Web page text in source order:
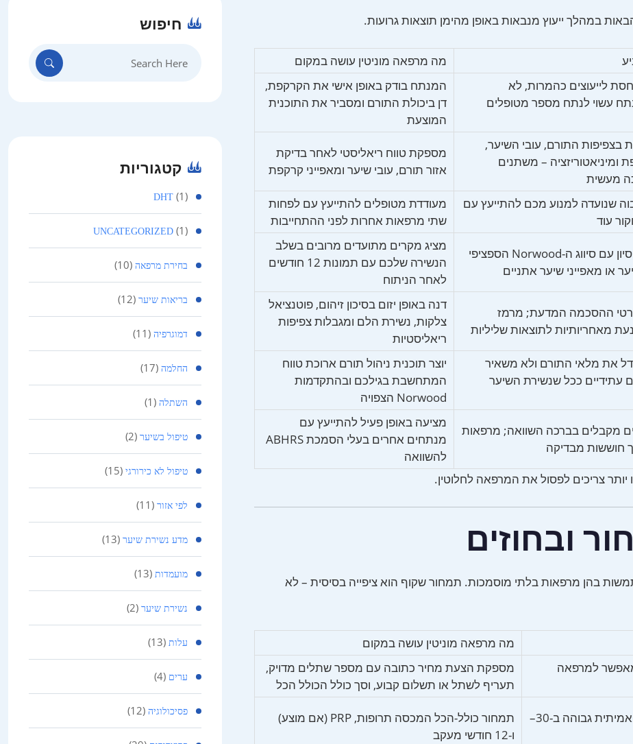
במהלך ייעוץ מנבאות באופן מהימן תוצאות גרועות.
מה מרפאה מוניטין עושה במקום
לייעוצים כהמרות, לא
עשוי לנתח מספר מטופלים
המנתח בודק באופן אישי את הקרקפת,
דן ביכולת התורם ומסביר את התוכנית
המוצעת
בצפיפות התורם, עובי השיער,
ומיניאטוריזציה – משתנים
מעשית
מספקת טווח ריאליסטי לאחר בדיקת
אזור תורם, עובי שיער ומאפייני קרקפת
שנועדה למנוע מכם להתייעץ עם
עוד
מעודדת מטופלים להתייעץ עם לפחות
שתי מרפאות אחרות לפני ההתחייבות
למנתח חסר ניסיון עם סיווג ה-Norwood הספציפי
או מאפייני שיער אתניים
מציג מקרים מתועדים מרובים בשלב
הנשירה שלכם עם תמונות 12 חודשים
לאחר הניתוח
ההסכמה המדעת; מרמז
מאחריותיות לתוצאות שליליות
דנה באופן יזום בסיכון זיהום, פוטנציאל
צלקות, נשירת הלם ומגבלות צפיפות
ריאליסטיות
את מלאי התורם ולא משאיר
עתידיים ככל שנשירת השיער
יוצר תוכנית ניהול תורם ארוכת טווח
המתחשבת בגילכם ובהתקדמות
Norwood הצפויה
מקבלים בברכה השוואה; מרפאות
חוששות מבדיקה
מציעה באופן פעיל להתייעץ עם
מנתחים אחרים בעלי הסמכת ABHRS
להשוואה
יותר צריכים לפסול את המרפאה לחלוטין.
ובחוזים
בהן מרפאות בלתי מוסמכות. תמחור שקוף הוא ציפייה בסיסית – לא
מה מרפאה מוניטין עושה במקום
למרפאה
מספקת הצעת מחיר כתובה עם מספר שתלים מדויק,
תעריף לשתל או תשלום קבוע, וסך כולל הכולל הכל
מודל “פיתיון והחלפה”; העלות האמיתית גבוהה ב-30–
תמחור כולל-הכל המכסה תרופות, PRP (אם מוצע)
ו-12 חודשי מעקב
חיפוש
קטגוריות
DHT (1)
UNCATEGORIZED (1)
בחירת מרפאה (10)
בריאות שיער (12)
דמוגרפיה (11)
החלמה (17)
השתלה (1)
טיפול בשיער (2)
טיפול לא כירורגי (15)
לפי אזור (11)
מדע נשירת שיער (13)
מועמדות (13)
נשירת שיער (2)
עלות (13)
ערים (4)
פסיכולוגיה (12)